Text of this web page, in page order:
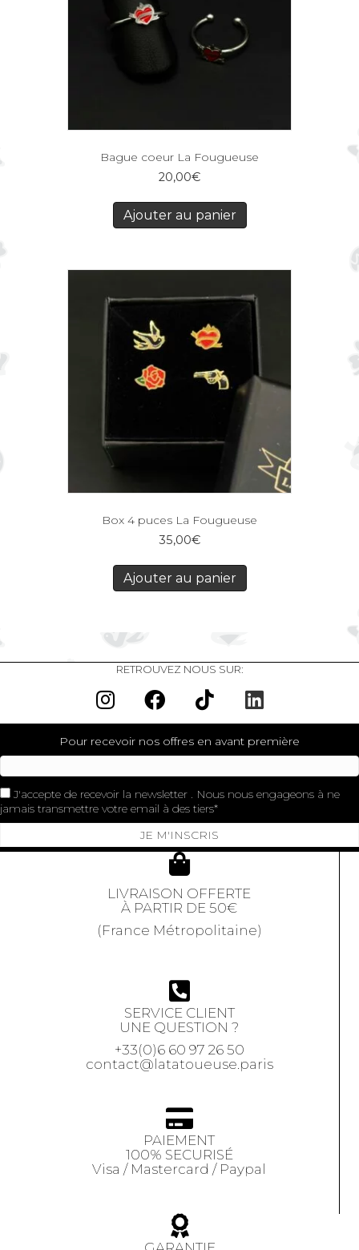
Bague coeur La Fougueuse
20,00€
Ajouter au panier
Box 4 puces La Fougueuse
35,00€
Ajouter au panier
RETROUVEZ NOUS SUR:
Pour recevoir nos offres en avant première
J'accepte de recevoir la newsletter . Nous nous engageons à ne
jamais transmettre votre email à des tiers
JE M'INSCRIS
LIVRAISON OFFERTE
À PARTIR DE 50€
(France Métropolitaine)
SERVICE CLIENT
UNE QUESTION ?
+33(0)6 60 97 26 50
contact@latatoueuse.paris
PAIEMENT
100% SECURISÉ
Visa / Mastercard / Paypal